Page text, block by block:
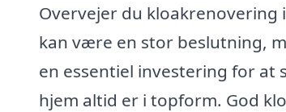
Overvejer du kloakrenovering
kan være en stor beslutning,
en essentiel investering for at
hjem altid er i topform. God